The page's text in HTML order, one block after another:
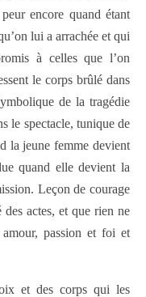
encore quand étant
lui a arrachée et qui
à celles que l’on
le corps brûlé dans
de la tragédie
le spectacle, tunique de
la jeune femme devient
quand elle devient la
Leçon de courage
actes, et que rien ne
passion et foi et
et des corps qui les